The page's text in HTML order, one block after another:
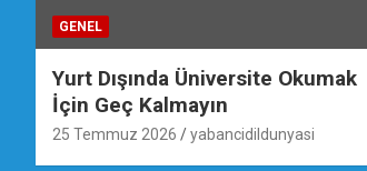
GENEL
Yurt Dışında Üniversite Okumak
İçin Geç Kalmayın
25 Temmuz 2026 yabancidildunyasi